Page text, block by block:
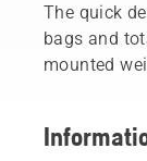
The quick
bags and
mounted